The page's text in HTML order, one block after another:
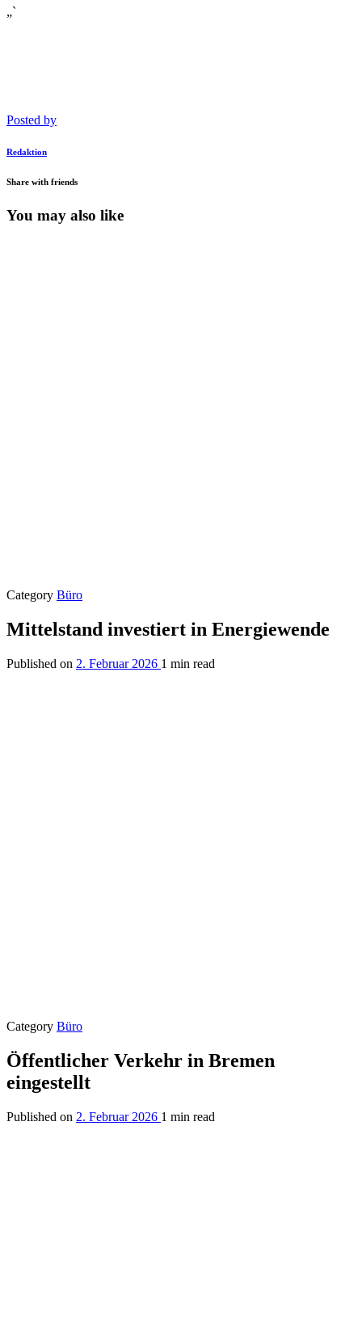
„`
Posted by
Redaktion
Share with friends
You may also like
Category Büro
Mittelstand investiert in Energiewende
Published on 2. Februar 2026 1 min read
Category Büro
Öffentlicher Verkehr in Bremen
eingestellt
Published on 2. Februar 2026 1 min read